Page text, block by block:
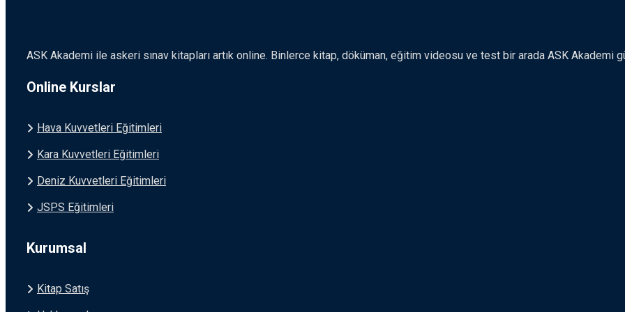
ASK Akademi ile askeri sınav kitapları artık online. Binlerce kitap, döküman, eğitim videosu ve test bir arada ASK Akademi
Online Kurslar
Hava Kuvvetleri Eğitimleri
Kara Kuvvetleri Eğitimleri
Deniz Kuvvetleri Eğitimleri
JSPS Eğitimleri
Kurumsal
Kitap Satış